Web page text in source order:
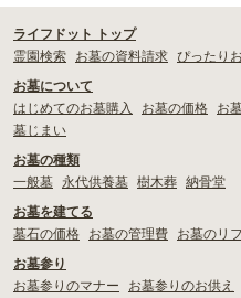
ライフドット トップ
霊園検索
お墓の資料請求 ぴったり
お墓について
はじめてのお墓購入
お墓の価格 お
墓じまい
お墓の種類
一般墓
永代供養墓 樹木葬 納骨堂
お墓を建てる
墓石の価格
お墓の管理費
お墓のリ
お墓参り
お墓参りのマナー
お墓参りのお供え